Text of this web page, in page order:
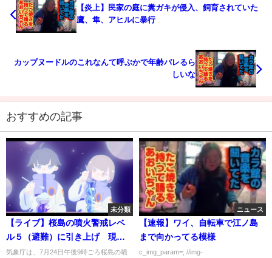
【炎上】民家の庭に糞ガキが侵入、飼育されていた
鷹、隼、アヒルに暴行
カップヌードルのこれなんて呼ぶかで年齢バレるら
しいな
おすすめの記事
未分類
【ライブ】桜島の噴火警戒レベ
ル５（避難）に引き上げ 現在
の桜島の様子など | TBS NEWS
気象庁は、7月24日午後9時ごろ桜島の噴
ニュース
【速報】ワイ、自転車で江ノ島
まで向かってる模様
c_img_param=; //img-